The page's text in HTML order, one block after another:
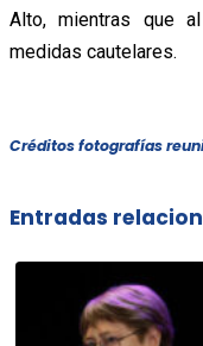
Alto, mientras que
medidas cautelares.
Créditos fotografías
Entradas